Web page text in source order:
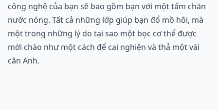
công nghệ của bạn sẽ bao gồm bạn với một tấm chăn
nước nóng. Tất cả những lớp giúp bạn đổ mồ hôi, mà
một trong những lý do tại sao một bọc cơ thể được
mời chào như một cách để cai nghiện và thả một vài
cân Anh.